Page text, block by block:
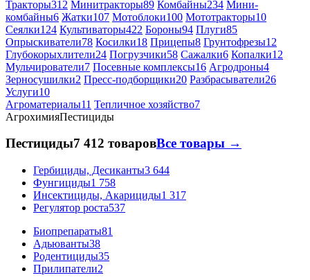
Тракторы312 Минитракторы89 Комбайны234 Мини-
комбайны6 Жатки107 Мотоблоки100 Мототракторы10
Сеялки124 Культиваторы422 Бороны94 Плуги85
Опрыскиватели78 Косилки18 Прицепы8 Грунтофрезы12
Глубокорыхлители24 Погрузчики58 Сажалки6 Копалки12
Мульчирователи7 Посевные комплексы16 Агродроны4
Зерносушилки2 Пресс-подборщики20 Разбрасыватели26
Услуги10
Агроматериалы11 Тепличное хозяйство7
АгрохимияПестициды
Пестициды7 412 товаровВсе товары →
Гербициды, Десиканты3 644
Фунгициды1 758
Инсектициды, Акарициды1 317
Регулятор роста537
Биопрепараты81
Адьюванты38
Родентициды35
Прилипатели2